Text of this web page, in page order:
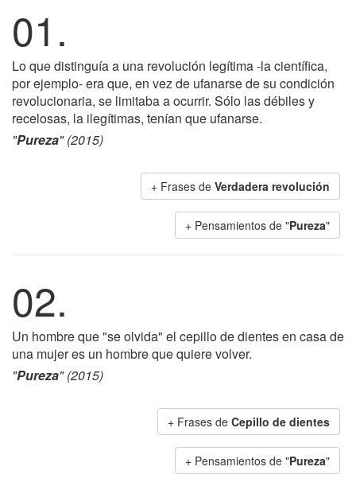
01.
Lo que distinguía a una revolución legítima -la científica,
por ejemplo- era que, en vez de ufanarse de su condición
revolucionaria, se limitaba a ocurrir. Sólo las débiles y
recelosas, la ilegítimas, tenían que ufanarse.
"Pureza" (2015)
+ Frases de Verdadera revolución
+ Pensamientos de "Pureza"
02.
Un hombre que "se olvida" el cepillo de dientes en casa de
una mujer es un hombre que quiere volver.
"Pureza" (2015)
+ Frases de Cepillo de dientes
+ Pensamientos de "Pureza"